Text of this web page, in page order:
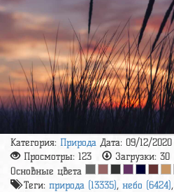
Категория: Природа Дата: 09/12/2020
Просмотры: 123 Загрузки: 30
Основные цвета
Теги: природа (13335), небо (6424),